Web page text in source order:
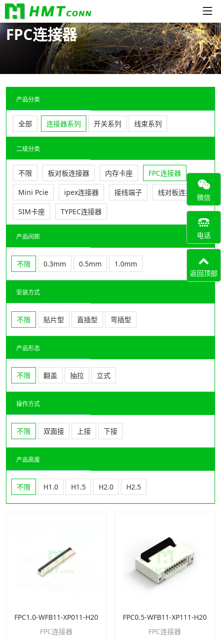
FPC连接器
产品分类
全部 连接器系列 开关系列 线束系列
二级分类
不限 板对板连接器 内存卡座 FPC连接器
Mini Pcie ipex连接器 接线端子 线对板连接器
SIM卡座 TYPEC连接器
产品间距
不限 0.3mm 0.5mm 1.0mm
安装方式
不限 贴片型 直插型 弯插型
产品形态
不限 翻盖 抽拉 立式
操作方式
不限 双面接 上接 下接
产品高度
不限 H1.0 H1.5 H2.0 H2.5
FPC1.0-WFB11-XP011-H20
FPC连接器
FPC0.5-WFB11-XP111-H20
FPC连接器
微信
电话
返回顶部